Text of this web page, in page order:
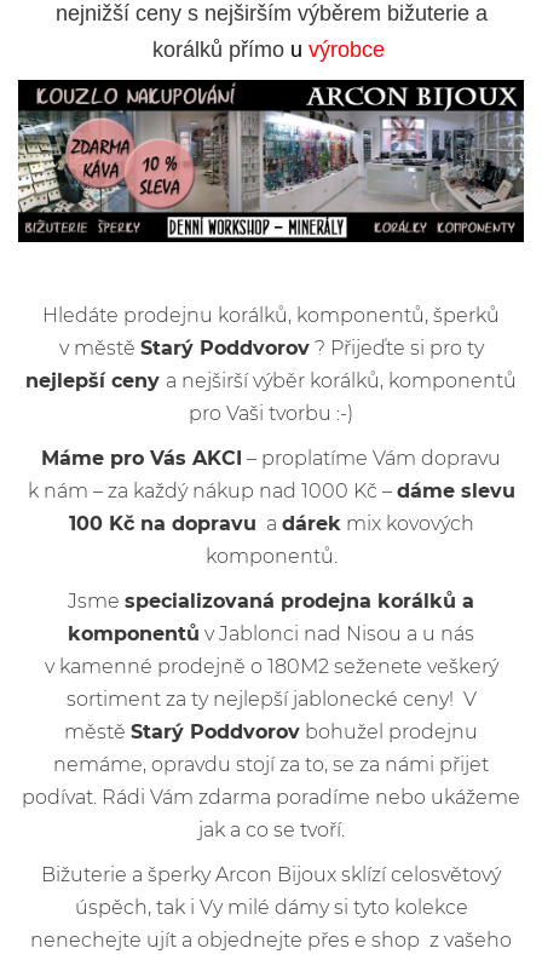
nejnižší ceny s nejširším výběrem bižuterie a
korálků přímo u výrobce
Hledáte prodejnu korálků, komponentů, šperků
v městě Starý Poddvorov? Přijeďte si pro ty
nejlepší ceny a nejširší výběr korálků, komponentů
pro Vaši tvorbu :-)
Máme pro Vás AKCI – proplatíme Vám dopravu
k nám – za každý nákup nad 1000 Kč – dáme slevu
100 Kč na dopravu a dárek mix kovových
komponentů.
Jsme specializovaná prodejna korálků a
komponentů v Jablonci nad Nisou a u nás
v kamenné prodejně o 180M2 seženete veškerý
sortiment za ty nejlepší jablonecké ceny! V
městě Starý Poddvorov bohužel prodejnu
nemáme, opravdu stojí za to, se za námi přijet
podívat. Rádi Vám zdarma poradíme nebo ukážeme
jak a co se tvoří.
Bižuterie a šperky Arcon Bijoux sklízí celosvětový
úspěch, tak i Vy milé dámy si tyto kolekce
nenechejte ujít a objednejte přes e shop z vašeho